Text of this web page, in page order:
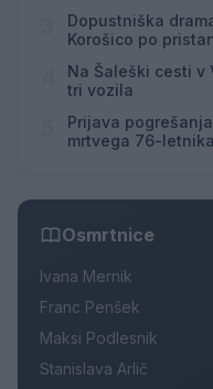
Dopustniška
Korošico po
Na Šaleški cesti v
tri vozila
Prijava
mrtvega 76-letnika
Osmrtnice
Ivana Mernik
Franc Penšek
Maksi Podlesnik
Stanislava Arlič